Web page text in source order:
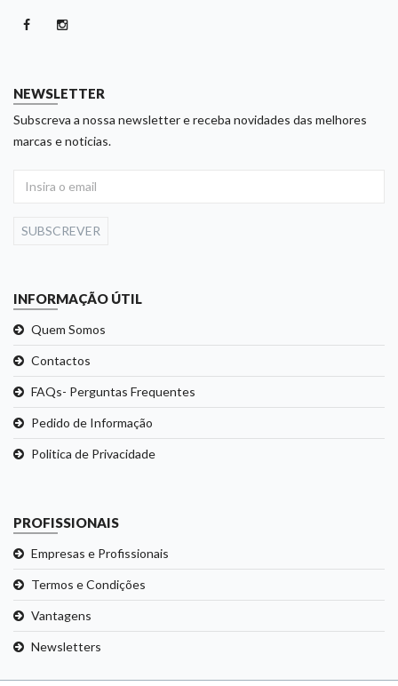
NEWSLETTER
Subscreva a nossa newsletter e receba novidades das melhores
marcas e noticias.
SUBSCREVER
INFORMAÇÃO ÚTIL
Quem Somos
Contactos
FAQs- Perguntas Frequentes
Pedido de Informação
Politica de Privacidade
PROFISSIONAIS
Empresas e Profissionais
Termos e Condições
Vantagens
Newsletters